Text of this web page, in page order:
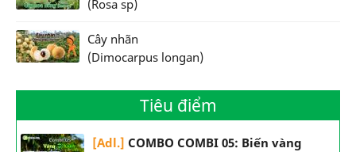
(Rosa sp)
Cây nhãn
(Dimocarpus longan)
Tiêu điểm
[Adl.] COMBO COMBI 05: Biến vàng